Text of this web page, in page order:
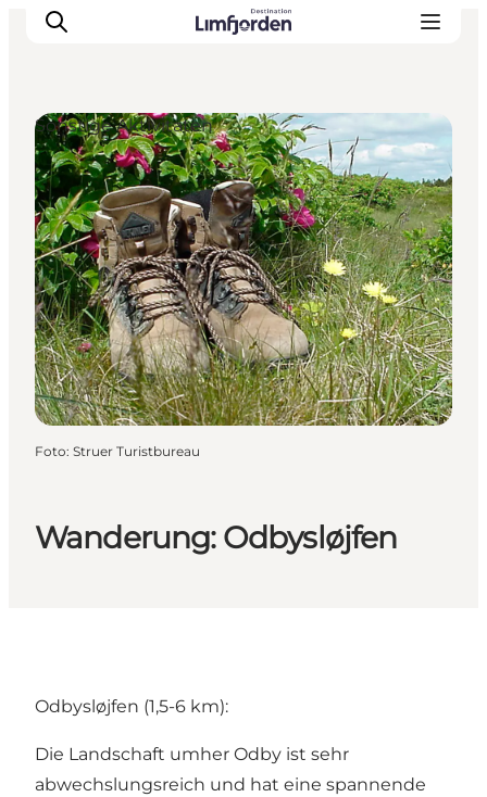
Wanderung: Odbysløjfen
Sonstige Aktivitäten
Foto: Struer Turistbureau
Odbysløjfen (1,5-6 km):
Die Landschaft umher Odby ist sehr
abwechslungsreich und hat eine spannende